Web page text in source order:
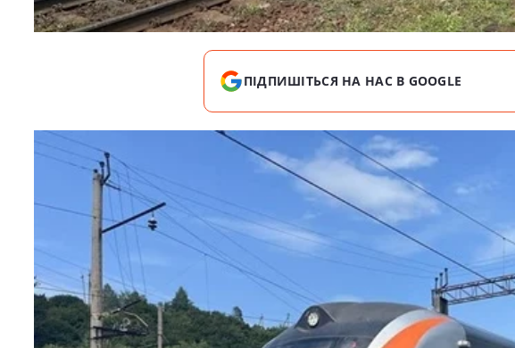
ПІДПИШІТЬСЯ НА НАС В GOOGLE